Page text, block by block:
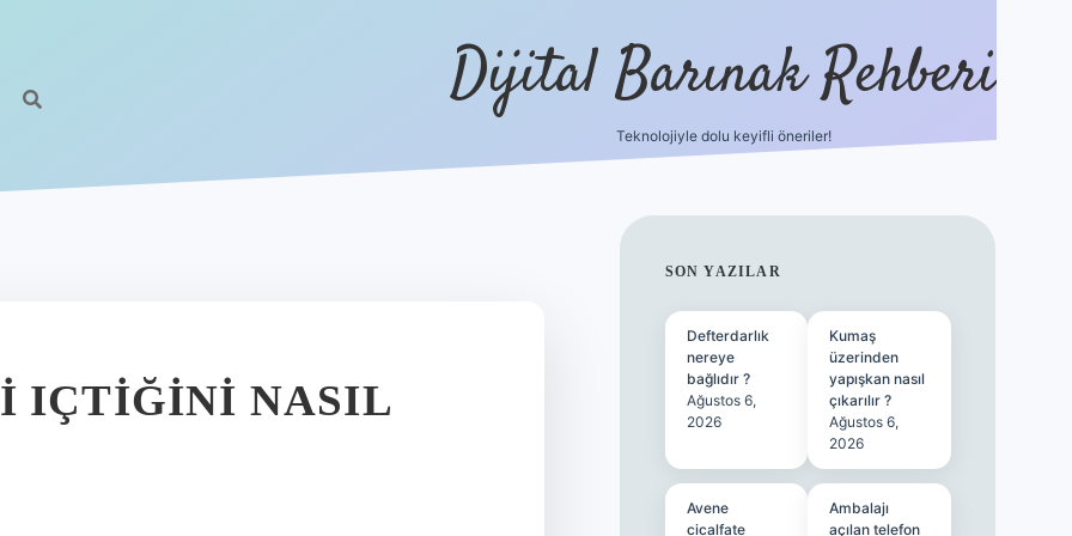
Dijital Barınak Rehberi
Teknolojiyle dolu keyifli öneriler!
IÇTIĞINI NASIL
SIDEBAR
SON YAZILAR
Defterdarlık
nereye
bağlıdır ?
Ağustos 6,
2026
Kumaş
üzerinden
yapışkan nasıl
çıkarılır ?
Ağustos 6,
2026
Avene
cicalfate
Ambalajı
açılan telefon
hiltonbet güncel